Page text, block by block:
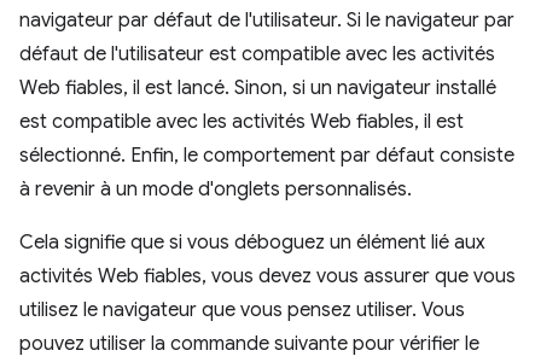
navigateur par défaut de l'utilisateur. Si le navigateur par
défaut de l'utilisateur est compatible avec les activités
Web fiables, il est lancé. Sinon, si un navigateur installé
est compatible avec les activités Web fiables, il est
sélectionné. Enfin, le comportement par défaut consiste
à revenir à un mode d'onglets personnalisés.
Cela signifie que si vous déboguez un élément lié aux
activités Web fiables, vous devez vous assurer que vous
utilisez le navigateur que vous pensez utiliser. Vous
pouvez utiliser la commande suivante pour vérifier le